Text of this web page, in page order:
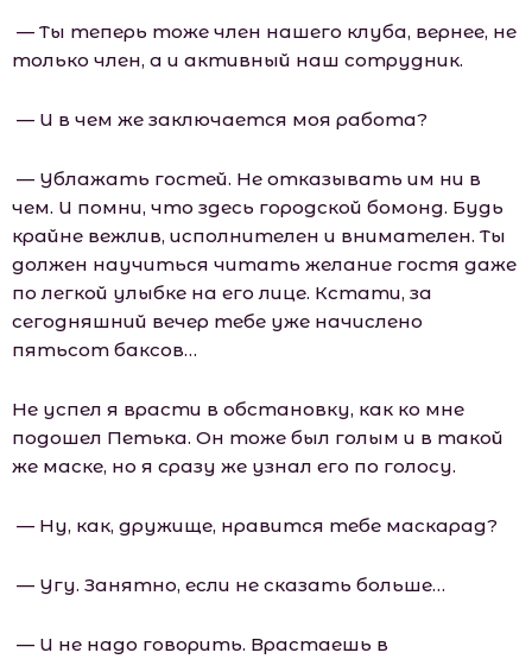
— Ты теперь тоже член нашего клуба, вернее, не
только член, а и активный наш сотрудник.
— И в чем же заключается моя работа?
— Ублажать гостей. Не отказывать им ни в
чем. И помни, что здесь городской бомонд. Будь
крайне вежлив, исполнителен и внимателен. Ты
должен научиться читать желание гостя даже
по легкой улыбке на его лице. Кстати, за
сегодняшний вечер тебе уже начислено
пятьсот баксов…
Не успел я врасти в обстановку, как ко мне
подошел Петька. Он тоже был голым и в такой
же маске, но я сразу же узнал его по голосу.
— Ну, как, дружище, нравится тебе маскарад?
— Угу. Занятно, если не сказать больше…
— И не надо говорить. Врастаешь в